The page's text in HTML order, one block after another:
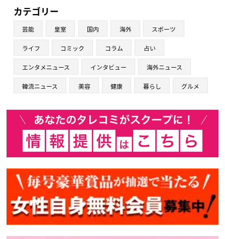
カテゴリー
芸能 皇室 国内 海外 スポーツ
ライフ コミック コラム 占い
エンタメニュース インタビュー 海外ニュース
韓流ニュース 美容 健康 暮らし グルメ